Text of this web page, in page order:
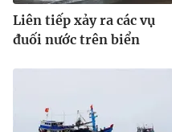
Liên tiếp xảy ra các vụ
đuối nước trên biển